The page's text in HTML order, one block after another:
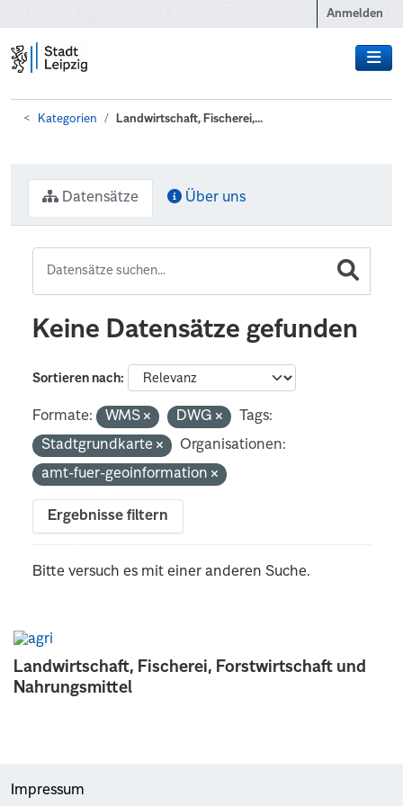
Anmelden
Kategorien Landwirtschaft, Fischerei,...
Landwirtschaft, Fischerei, Forstwirtschaft und
Nahrungsmittel
Datensätze Über uns
Keine Datensätze gefunden
Sortieren nach
Formate: WMS DWG
Tags:
Stadtgrundkarte
Organisationen:
amt-fuer-geoinformation
Ergebnisse filtern
Bitte versuch es mit einer anderen Suche.
Impressum